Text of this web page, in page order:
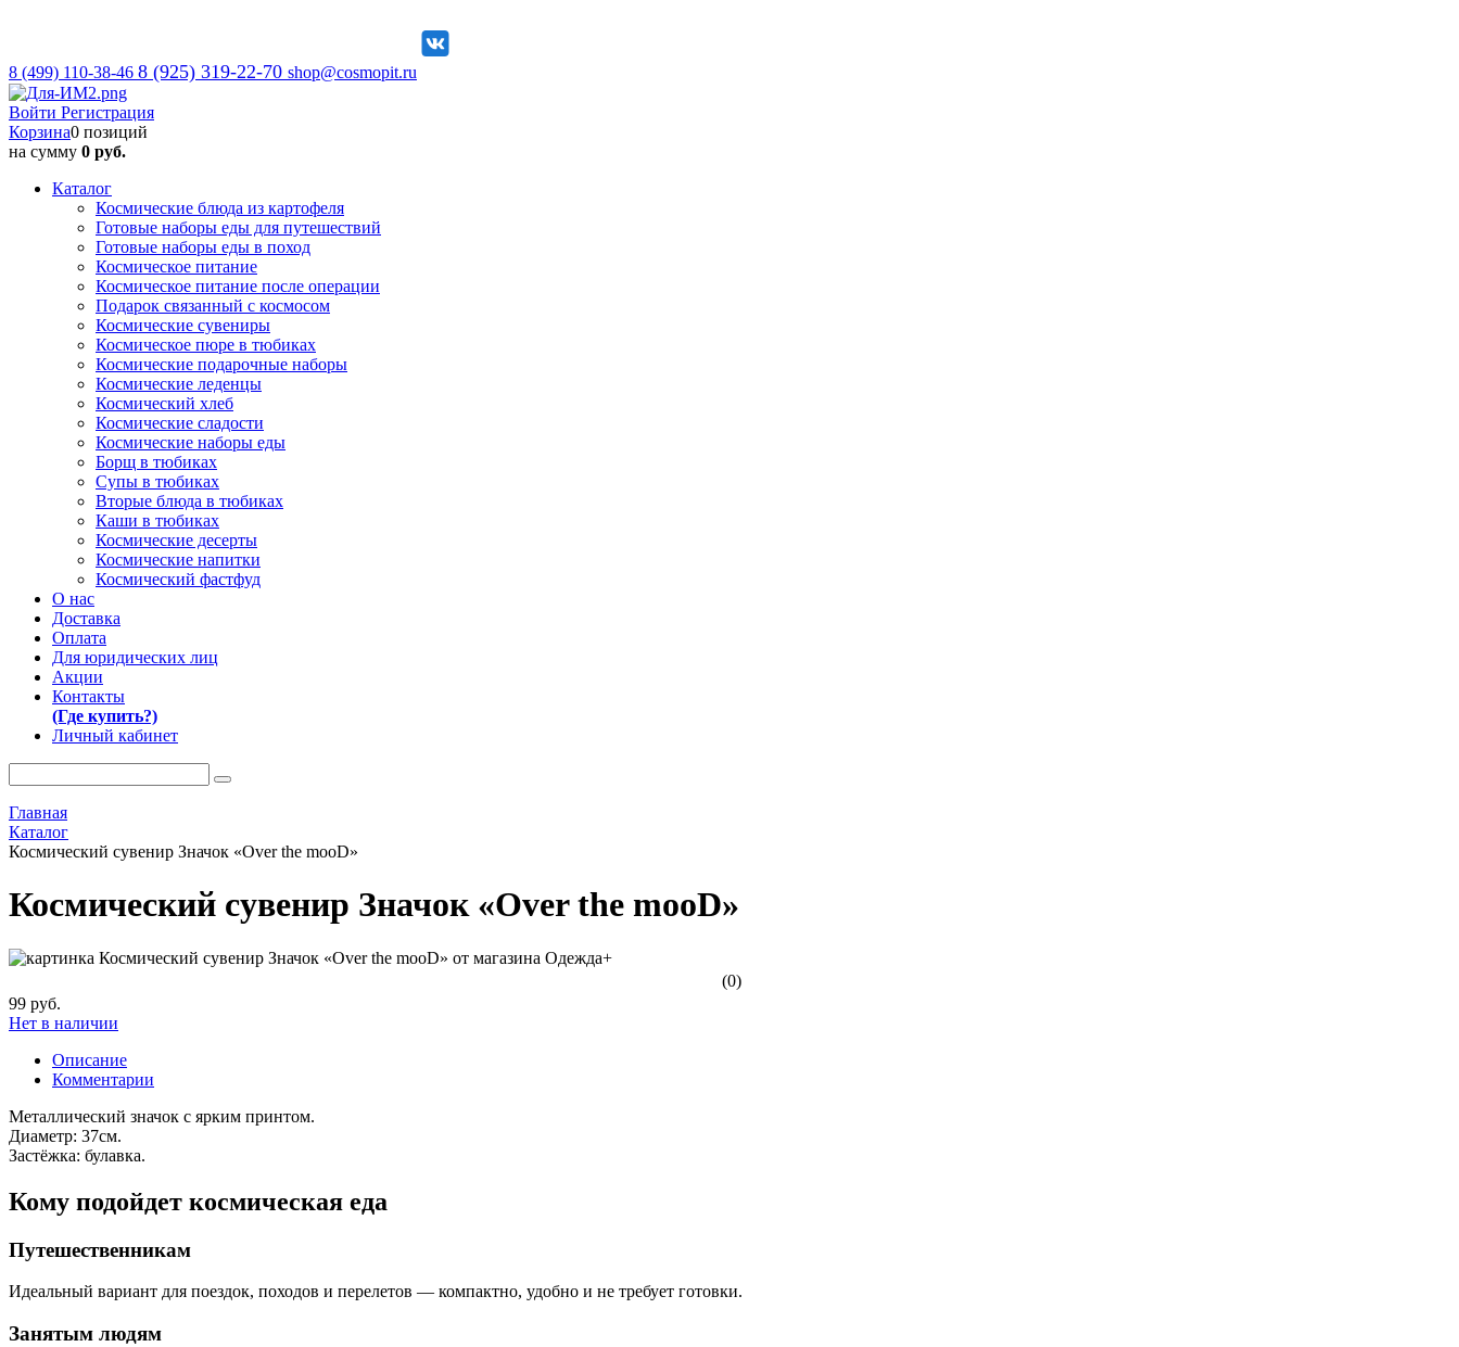
8 (499) 110-38-46 8 (925) 319-22-70 shop@cosmopit.ru
Войти Регистрация
Корзина0 позиций
на сумму 0 руб.
Каталог
Космические блюда из картофеля
Готовые наборы еды для путешествий
Готовые наборы еды в поход
Космическое питание
Космическое питание после операции
Подарок связанный с космосом
Космические сувениры
Космическое пюре в тюбиках
Космические подарочные наборы
Космические леденцы
Космический хлеб
Космические сладости
Космические наборы еды
Борщ в тюбиках
Супы в тюбиках
Вторые блюда в тюбиках
Каши в тюбиках
Космические десерты
Космические напитки
Космический фастфуд
О нас
Доставка
Оплата
Для юридических лиц
Акции
Контакты
(Где купить?)
Личный кабинет
Главная
Каталог
Космический сувенир Значок «Over the mooD»
Космический сувенир Значок «Over the mooD»
(0)
99 руб.
Нет в наличии
Описание
Комментарии
Металлический значок с ярким принтом.
Диаметр: 37см.
Застёжка: булавка.
Кому подойдет космическая еда
Путешественникам
Идеальный вариант для поездок, походов и перелетов — компактно, удобно и не требует готовки.
Занятым людям